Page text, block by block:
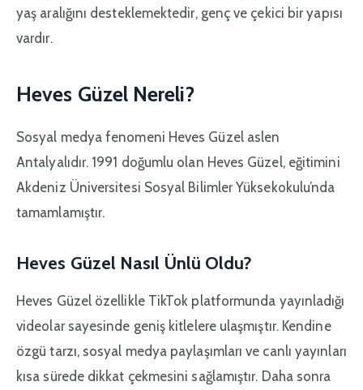
yaş aralığını desteklemektedir, genç ve çekici bir yapısı
vardır.
Heves Güzel Nereli?
Sosyal medya fenomeni Heves Güzel aslen
Antalyalıdır. 1991 doğumlu olan Heves Güzel, eğitimini
Akdeniz Üniversitesi Sosyal Bilimler Yüksekokulu’nda
tamamlamıştır.
Heves Güzel Nasıl Ünlü Oldu?
Heves Güzel özellikle TikTok platformunda yayınladığı
videolar sayesinde geniş kitlelere ulaşmıştır. Kendine
özgü tarzı, sosyal medya paylaşımları ve canlı yayınları
kısa sürede dikkat çekmesini sağlamıştır. Daha sonra